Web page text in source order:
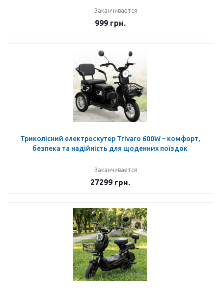
Заканчивается
999 грн.
Триколісний електроскутер Trivaro 600W – комфорт,
безпека та надійність для щоденних поїздок
Заканчивается
27299 грн.